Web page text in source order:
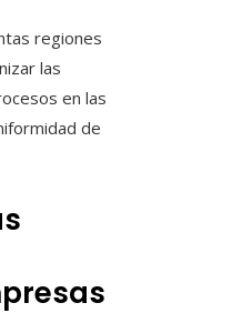
regiones
las
en las
de